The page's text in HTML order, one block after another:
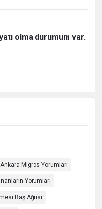
olma durumum var.
Ankara Migros Yorumları
Yorumları
Baş Ağrısı